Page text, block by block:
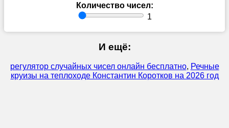
Количество чисел:
1
И ещё:
регулятор случайных чисел онлайн бесплатно, Речные
круизы на теплоходе Константин Коротков на 2026 год